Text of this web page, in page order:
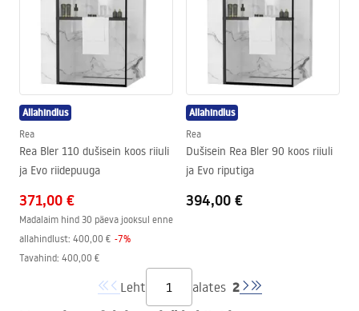
Allahindlus
Rea
Rea Bler 110 dušisein koos riiuli
ja Evo riidepuuga
371,00 €
Madalaim hind 30 päeva jooksul enne
allahindlust: 400,00 € -7%
Tavahind: 400,00 €
Allahindlus
Rea
Dušisein Rea Bler 90 koos riiuli
ja Evo riputiga
394,00 €
Leht alates 2